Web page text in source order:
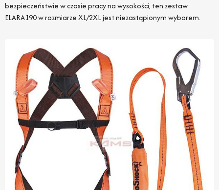
bezpieczeństwie w czasie pracy na wysokości, ten zestaw
ELARA190 w rozmiarze XL/2XL jest niezastąpionym wyborem.